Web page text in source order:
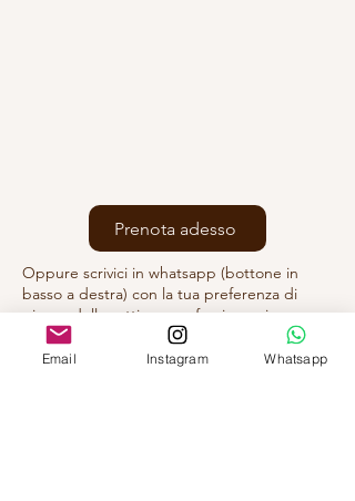
Prenota adesso
Oppure scrivici in whatsapp (bottone in
basso a destra) con la tua preferenza di
giorno della settimana e fascia oraria
Email Instagram Whatsapp